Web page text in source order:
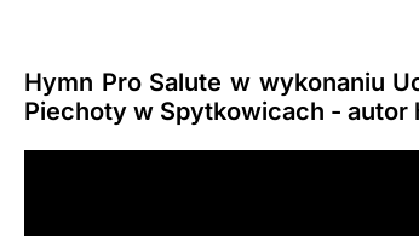
Hymn Pro Salute w wykonaniu
Piechoty w Spytkowicach - autor